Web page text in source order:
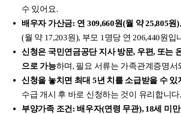
수 있어요.
배우자 가산금: 연 309,660원(월 약 25,805원)
(월 약 17,203원), 부모 1명당 연 206,440원입
신청은 국민연금공단 지사 방문, 우편, 또는
으로 가능하며, 필요 서류는 가족관계증명
신청을 놓치면 최대 5년 치를 소급받을 수 있
수급 개시 후 바로 신청하는 것이 유리합니다.
부양가족 조건: 배우자(연령 무관), 18세 미